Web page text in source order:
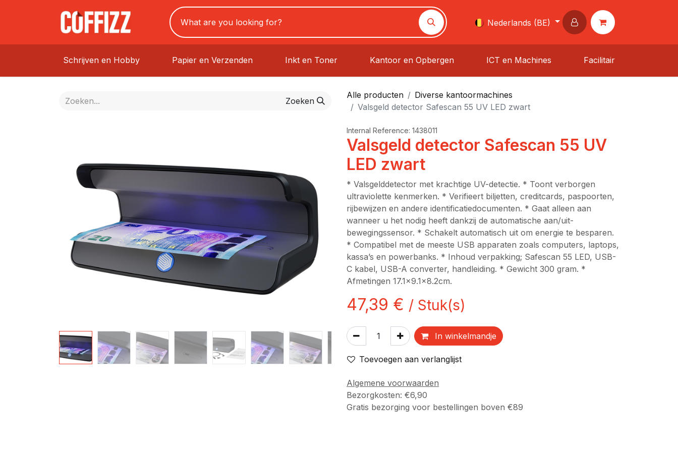
Nederlands (BE)
Schrijven en Hobby Papier en Verzenden Inkt en Toner Kantoor en Opbergen ICT en Machines Facilitair
Zoeken
Alle producten
Diverse kantoormachines
Valsgeld detector Safescan 55 UV LED zwart
Internal Reference: 1438011
Valsgeld detector Safescan 55 UV
LED zwart
* Valsgelddetector met krachtige UV-detectie. * Toont verborgen
ultraviolette kenmerken. * Verifieert biljetten, creditcards, paspoorten,
rijbewijzen en andere identificatiedocumenten. * Gaat alleen aan
wanneer u het nodig heeft dankzij de automatische aan/uit-
bewegingssensor. * Schakelt automatisch uit om energie te besparen.
* Compatibel met de meeste USB apparaten zoals computers, laptops,
kassa’s en powerbanks. * Inhoud verpakking; Safescan 55 LED, USB-
C kabel, USB-A converter, handleiding. * Gewicht 300 gram. *
Afmetingen 17.1x9.1x8.2cm.
47,39 € / Stuk(s)
In winkelmandje
Toevoegen aan verlanglijst
Algemene voorwaarden
Bezorgkosten: €6,90
Gratis bezorging voor bestellingen boven €89